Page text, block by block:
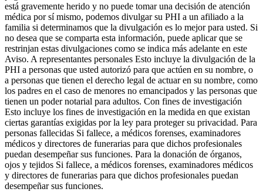
está gravemente herido y no puede tomar una decisión de atención
médica por sí mismo, podemos divulgar su PHI a un afiliado a la
familia si determinamos que la divulgación es lo mejor para usted. Si
no desea que se comparta esta información, puede aplicar que se
restrinjan estas divulgaciones como se indica más adelante en este
Aviso. A representantes personales Esto incluye la divulgación de la
PHI a personas que usted autorizó para que actúen en su nombre, o
a personas que tienen el derecho legal de actuar en su nombre, como
los padres en el caso de menores no emancipados y las personas que
tienen un poder notarial para adultos. Con fines de investigación
Esto incluye los fines de investigación en la medida en que existan
ciertas garantías exigidas por la ley para proteger su privacidad. Para
personas fallecidas Si fallece, a médicos forenses, examinadores
médicos y directores de funerarias para que dichos profesionales
puedan desempeñar sus funciones. Para la donación de órganos,
ojos y tejidos Si fallece, a médicos forenses, examinadores médicos
y directores de funerarias para que dichos profesionales puedan
desempeñar sus funciones.